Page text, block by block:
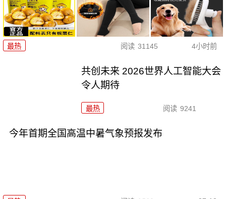
最热 阅读 31145 4小时前
共创未来 2026世界人工智能大会
令人期待
最热 阅读 9241
今年首期全国高温中暑气象预报发布